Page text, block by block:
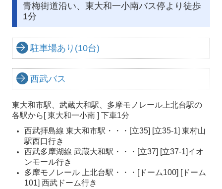
求人情報
青梅街道沿い、東大和一小南バス停より徒歩
1分
駐車場あり(10台)
西武バス
東大和市駅、武蔵大和駅、多摩モノレール上北台駅の
各駅から [ 東大和一小南 ] 下車1分
西武拝島線 東大和市駅・・・[立35] [立35-1] 東村山
駅西口行き
西武多摩湖線 武蔵大和駅・・・[立37] [立37-1]イオ
ンモール行き
多摩モノレール 上北台駅・・・[ドーム100] [ドーム
101] 西武ドーム行き